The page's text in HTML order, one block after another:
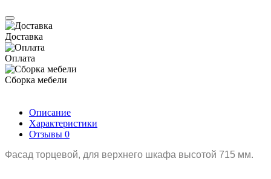
Доставка
Оплата
Сборка мебели
Описание
Характеристики
Отзывы 0
Фасад торцевой, для верхнего шкафа высотой 715 мм.